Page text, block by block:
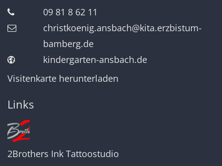
09 81 8 62 11
christkoenig.ansbach@kita.erzbistum-
bamberg.de
kindergarten-ansbach.de
Visitenkarte herunterladen
Links
2Brothers Ink Tattoostudio